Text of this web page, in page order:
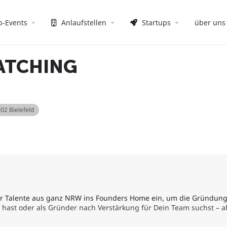
Events Anlaufstellen Startups über uns
Bielefeld
aus ganz NRW ins Founders Home ein, um die
oder als Gründer nach Verstärkung für Dein Team suchst –